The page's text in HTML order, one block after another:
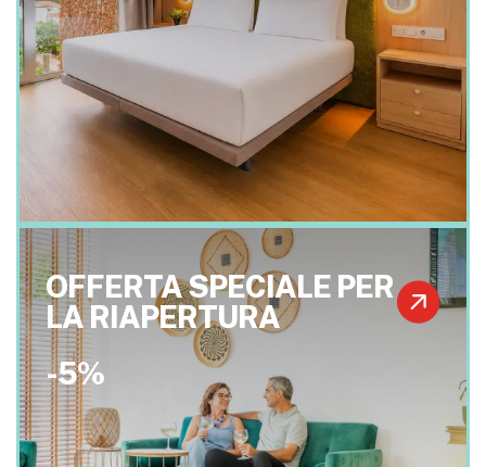
OFFERTA SPECIALE PER
LA RIAPERTURA
-5%